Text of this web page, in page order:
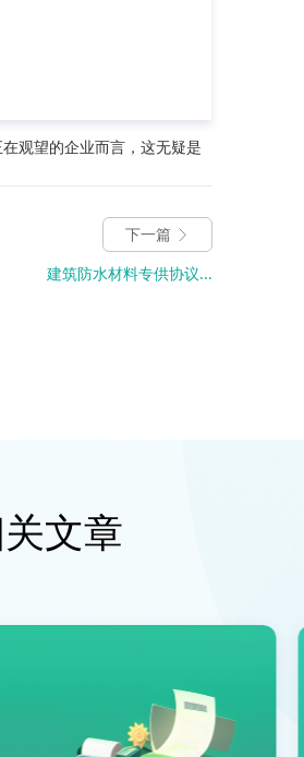
观望的企业而言，这无疑是
下一篇
建筑防水材料专供协议...
文章